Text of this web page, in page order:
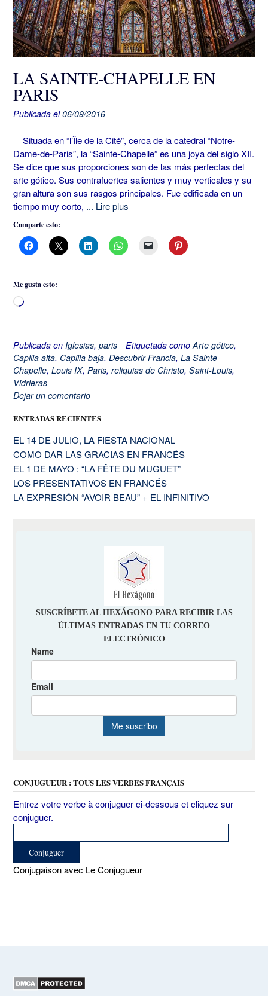
LA SAINTE-CHAPELLE EN
PARIS
Publicada el06/09/2016
Situada en “l’Île de la Cité”, cerca de la catedral “Notre-
Dame-de-Paris”, la “Sainte-Chapelle” es una joya del siglo XII.
Se dice que sus proporciones son de las más perfectas del
arte gótico. Sus contrafuertes salientes y muy verticales y su
gran altura son sus rasgos principales. Fue edificada en un
tiempo muy corto, ... Lire plus
Comparte esto:
Me gusta esto:
Cargando...
Publicada en Iglesias, paris Etiquetada como Arte gótico,
Capilla alta, Capilla baja, Descubrir Francia, La Sainte-
Chapelle, Louis IX, Paris, reliquias de Christo, Saint-Louis,
Vidrieras
Dejar un comentario
ENTRADAS RECIENTES
EL 14 DE JULIO, LA FIESTA NACIONAL
COMO DAR LAS GRACIAS EN FRANCÉS
EL 1 DE MAYO : “LA FÊTE DU MUGUET”
LOS PRESENTATIVOS EN FRANCÉS
LA EXPRESIÓN “AVOIR BEAU” + EL INFINITIVO
CONJUGUEUR : TOUS LES VERBES FRANÇAIS
Entrez votre verbe à conjuguer ci-dessous et cliquez sur
conjuguer.
Conjugaison avec Le Conjugueur